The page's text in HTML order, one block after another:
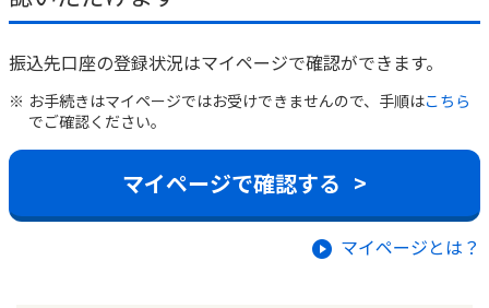
振込先口座の登録状況はマイページで確認ができます。
お手続きはマイページではお受けできませんので、手順はこちら
でご確認ください。
マイページで確認する >
マイページとは？